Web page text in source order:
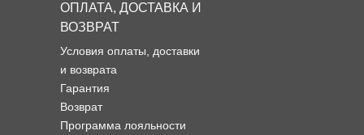
Условия оплаты, доставки
и возврата
Гарантия
Возврат
Программа лояльности
ОПЛАТА, ДОСТАВКА И
ВОЗВРАТ